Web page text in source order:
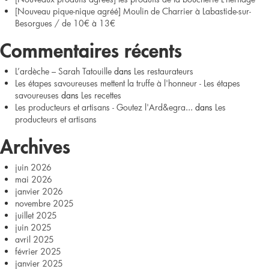
agréés]
Herbes,
tisanes
et
sirop
[Nouveau pique-nique agréé] Moulin de Charrier à Labastide-sur-
Besorgues / de 10€ à 13€
Commentaires récents
L’ardèche – Sarah Tatouille dans Les restaurateurs
Les étapes savoureuses mettent la truffe à l'honneur - Les étapes
savoureuses dans Les recettes
Les producteurs et artisans - Goutez l'Ard&egra... dans Les
producteurs et artisans
Archives
juin 2026
mai 2026
janvier 2026
novembre 2025
juillet 2025
juin 2025
avril 2025
février 2025
janvier 2025